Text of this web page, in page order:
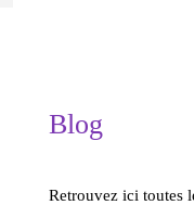
Blog
Retrouvez ici toutes